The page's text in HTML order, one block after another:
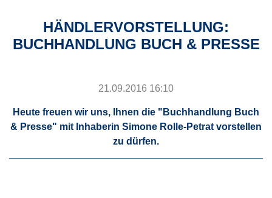
HÄNDLERVORSTELLUNG:
BUCHHANDLUNG BUCH & PRESSE
21.09.2016 16:10
Heute freuen wir uns, Ihnen die "Buchhandlung Buch
& Presse" mit Inhaberin Simone Rolle-Petrat vorstellen
zu dürfen.